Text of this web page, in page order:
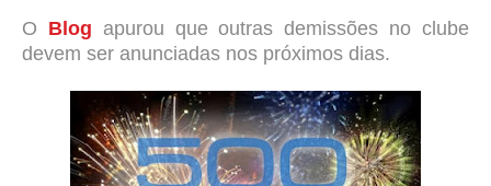
O Blog apurou que outras demissões no clube
devem ser anunciadas nos próximos dias.